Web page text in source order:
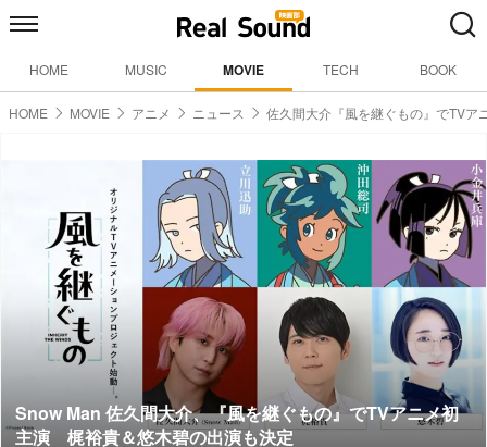
HOME MUSIC MOVIE TECH BOOK
HOME MOVIE アニメ ニュース 佐久間大介『風を継ぐもの』でTVア
Snow Man 佐久間大介、『風を継ぐもの』でTVアニメ初
主演 梶裕貴＆悠木碧の出演も決定